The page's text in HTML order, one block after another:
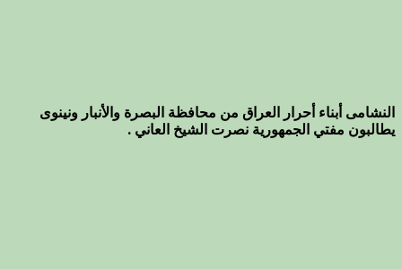
النشامى أبناء أحرار العراق من محافظة البصرة والأنبار ونينوى
يطالبون مفتي الجمهورية نصرت الشيخ العاني .